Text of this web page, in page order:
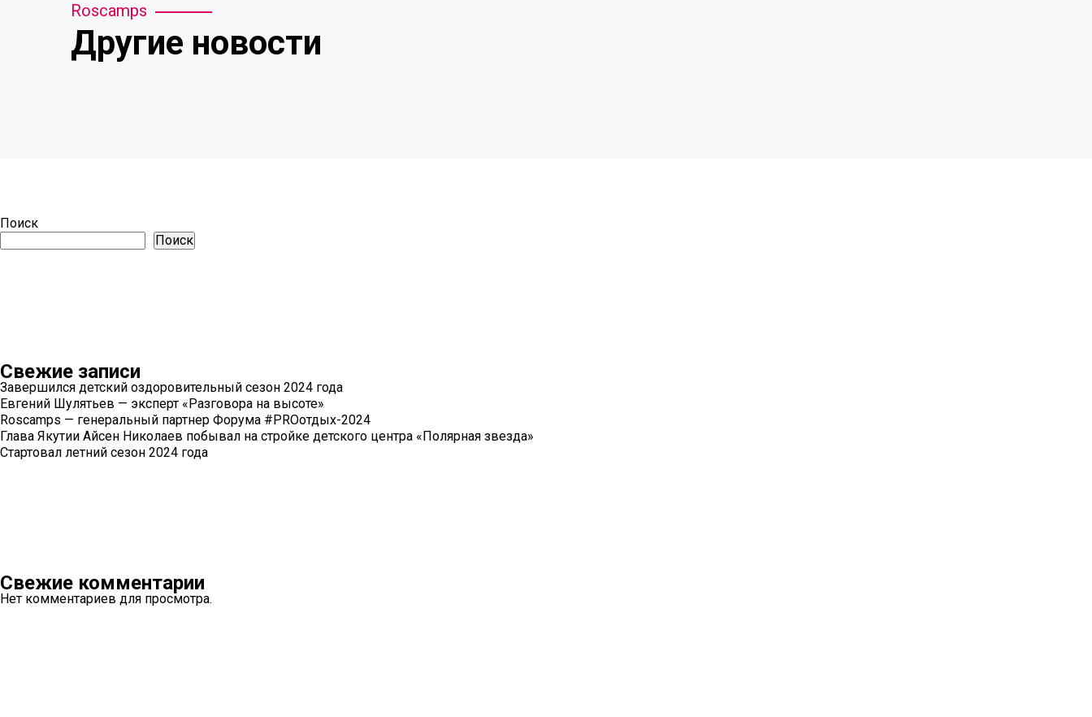
Roscamps
Другие новости
Поиск
Поиск
Свежие записи
Завершился детский оздоровительный сезон 2024 года
Евгений Шулятьев — эксперт «Разговора на высоте»
Roscamps — генеральный партнер Форума #PROотдых-2024
Глава Якутии Айсен Николаев побывал на стройке детского центра «Полярная звезда»
Стартовал летний сезон 2024 года
Свежие комментарии
Нет комментариев для просмотра.